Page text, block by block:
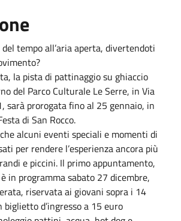
tempo all’aria aperta, divertendoti
la pista di pattinaggio su ghiaccio
del Parco Culturale Le Serre, in Via
sarà prorogata fino al 25 gennaio, in
di San Rocco.
alcuni eventi speciali e momenti di
per rendere l’esperienza ancora più
e piccini. Il primo appuntamento,
in programma sabato 27 dicembre,
riservata ai giovani sopra i 14
biglietto d’ingresso a 15 euro